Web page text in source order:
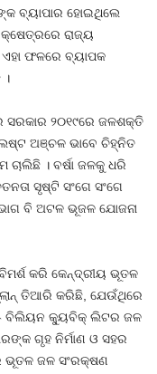
ବ୍ୟାପାର ହୋଇଥିଲେ
ରାଜ୍ୟ
ଫଳରେ ବ୍ୟାପକ
୨୦୧୯ରେ ଜଳଶକ୍ତି
ଅଞ୍ଚଳ ଭାବେ ଚିହ୍ନିତ
। ବର୍ଷା ଜଳକୁ ଧରି
ସୃଷ୍ଟି ସଂଗେ ସଂଗେ
ବି ଅଟଳ ଭୂଜଳ ଯୋଜନା
କରି କେନ୍ଦ୍ରୀୟ ଭୂତଳ
ତିଆରି କରିଛି, ଯେଉଁଥିରେ
ବିଲିୟନ କ୍ୟୁବିକ୍‍ ଲିଟର ଜଳ
ଗୃହ ନିର୍ମାଣ ଓ ସହର
ଭୂତଳ ଜଳ ସଂରକ୍ଷଣ